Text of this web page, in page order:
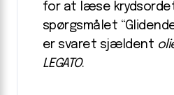
for at læse
spørgsmålet
er svaret sjældent
LEGATO.